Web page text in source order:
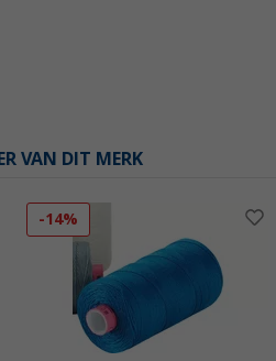
VAN DIT MERK
-14%